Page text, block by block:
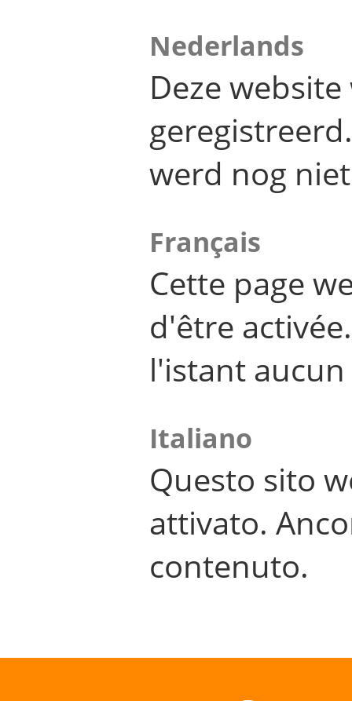
Nederlands
Deze
werd nog
Français
Cette page
d'être
l'istant
Italiano
Questo sito
attivato.
contenuto.